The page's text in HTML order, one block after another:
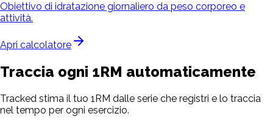
Obiettivo di idratazione giornaliero da peso corporeo e
attività.
Apri calcolatore
Traccia ogni 1RM automaticamente
Tracked stima il tuo 1RM dalle serie che registri e lo traccia
nel tempo per ogni esercizio.